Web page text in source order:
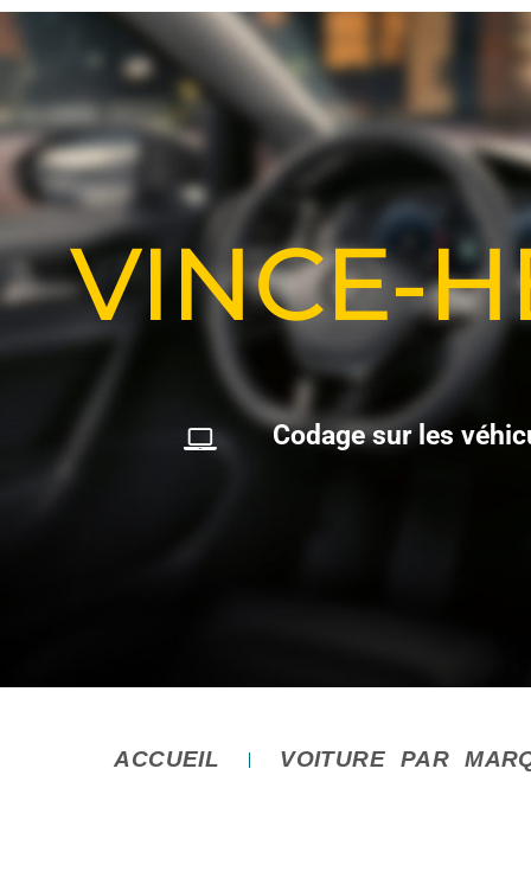
VINCE-
Codage sur les véhic
ACCUEIL VOITURE PAR